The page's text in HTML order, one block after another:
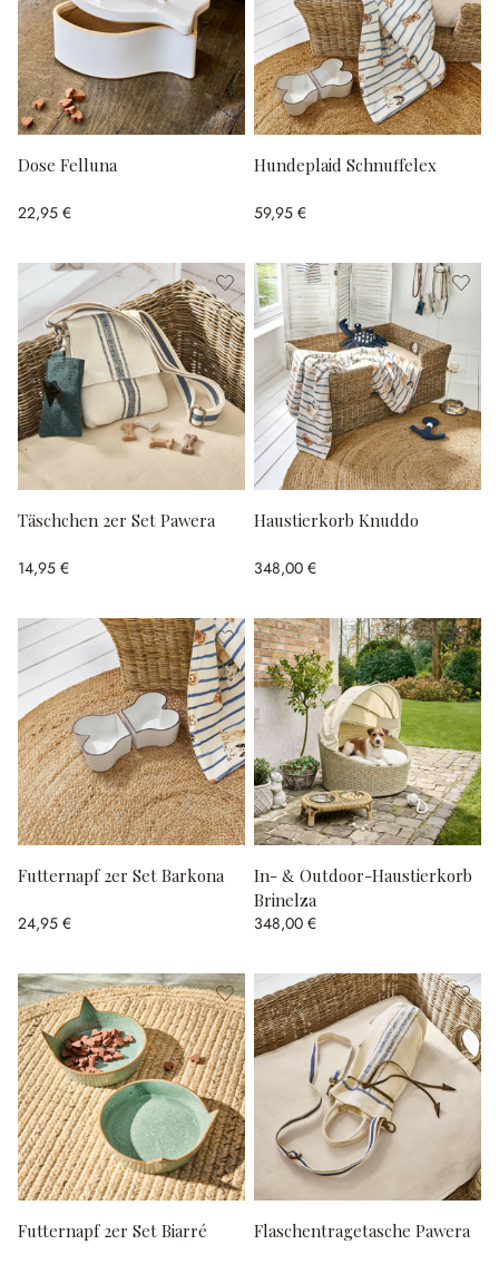
Dose Felluna
22,95 €
Hundeplaid Schnuffelex
59,95 €
Täschchen 2er Set Pawera
14,95 €
Haustierkorb Knuddo
348,00 €
Futternapf 2er Set Barkona
24,95 €
In- & Outdoor-Haustierkorb
Brinelza
348,00 €
Futternapf 2er Set Biarré Flaschentragetasche Pawera